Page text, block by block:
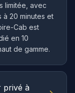
limitée, avec
20 minutes et
Cab est
en 10
de gamme.
privé à